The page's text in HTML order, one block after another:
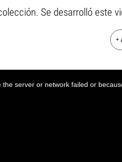
Se desarrolló este
+
server or network failed or